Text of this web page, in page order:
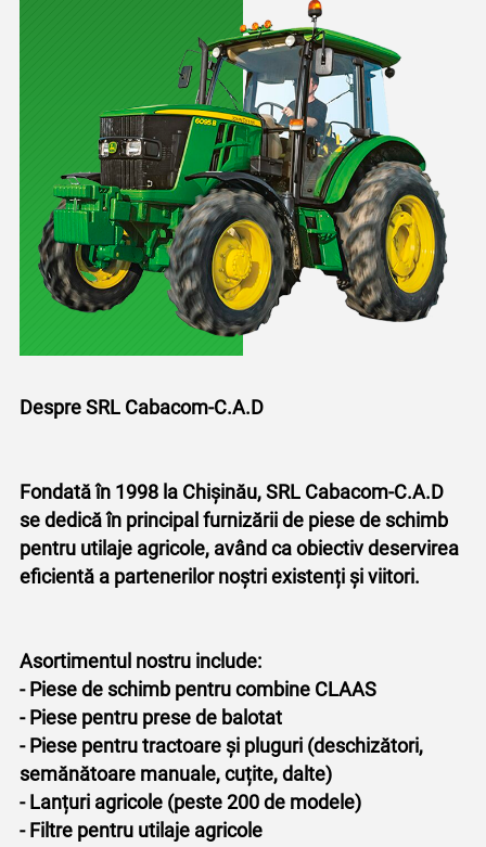
Despre SRL Cabacom-C.A.D
Fondată în 1998 la Chișinău, SRL Cabacom-C.A.D
se dedică în principal furnizării de piese de schimb
pentru utilaje agricole, având ca obiectiv deservirea
eficientă a partenerilor noștri existenți și viitori.
Asortimentul nostru include:
- Piese de schimb pentru combine CLAAS
- Piese pentru prese de balotat
- Piese pentru tractoare și pluguri (deschizători,
semănătoare manuale, cuțite, dalte)
- Lanțuri agricole (peste 200 de modele)
- Filtre pentru utilaje agricole